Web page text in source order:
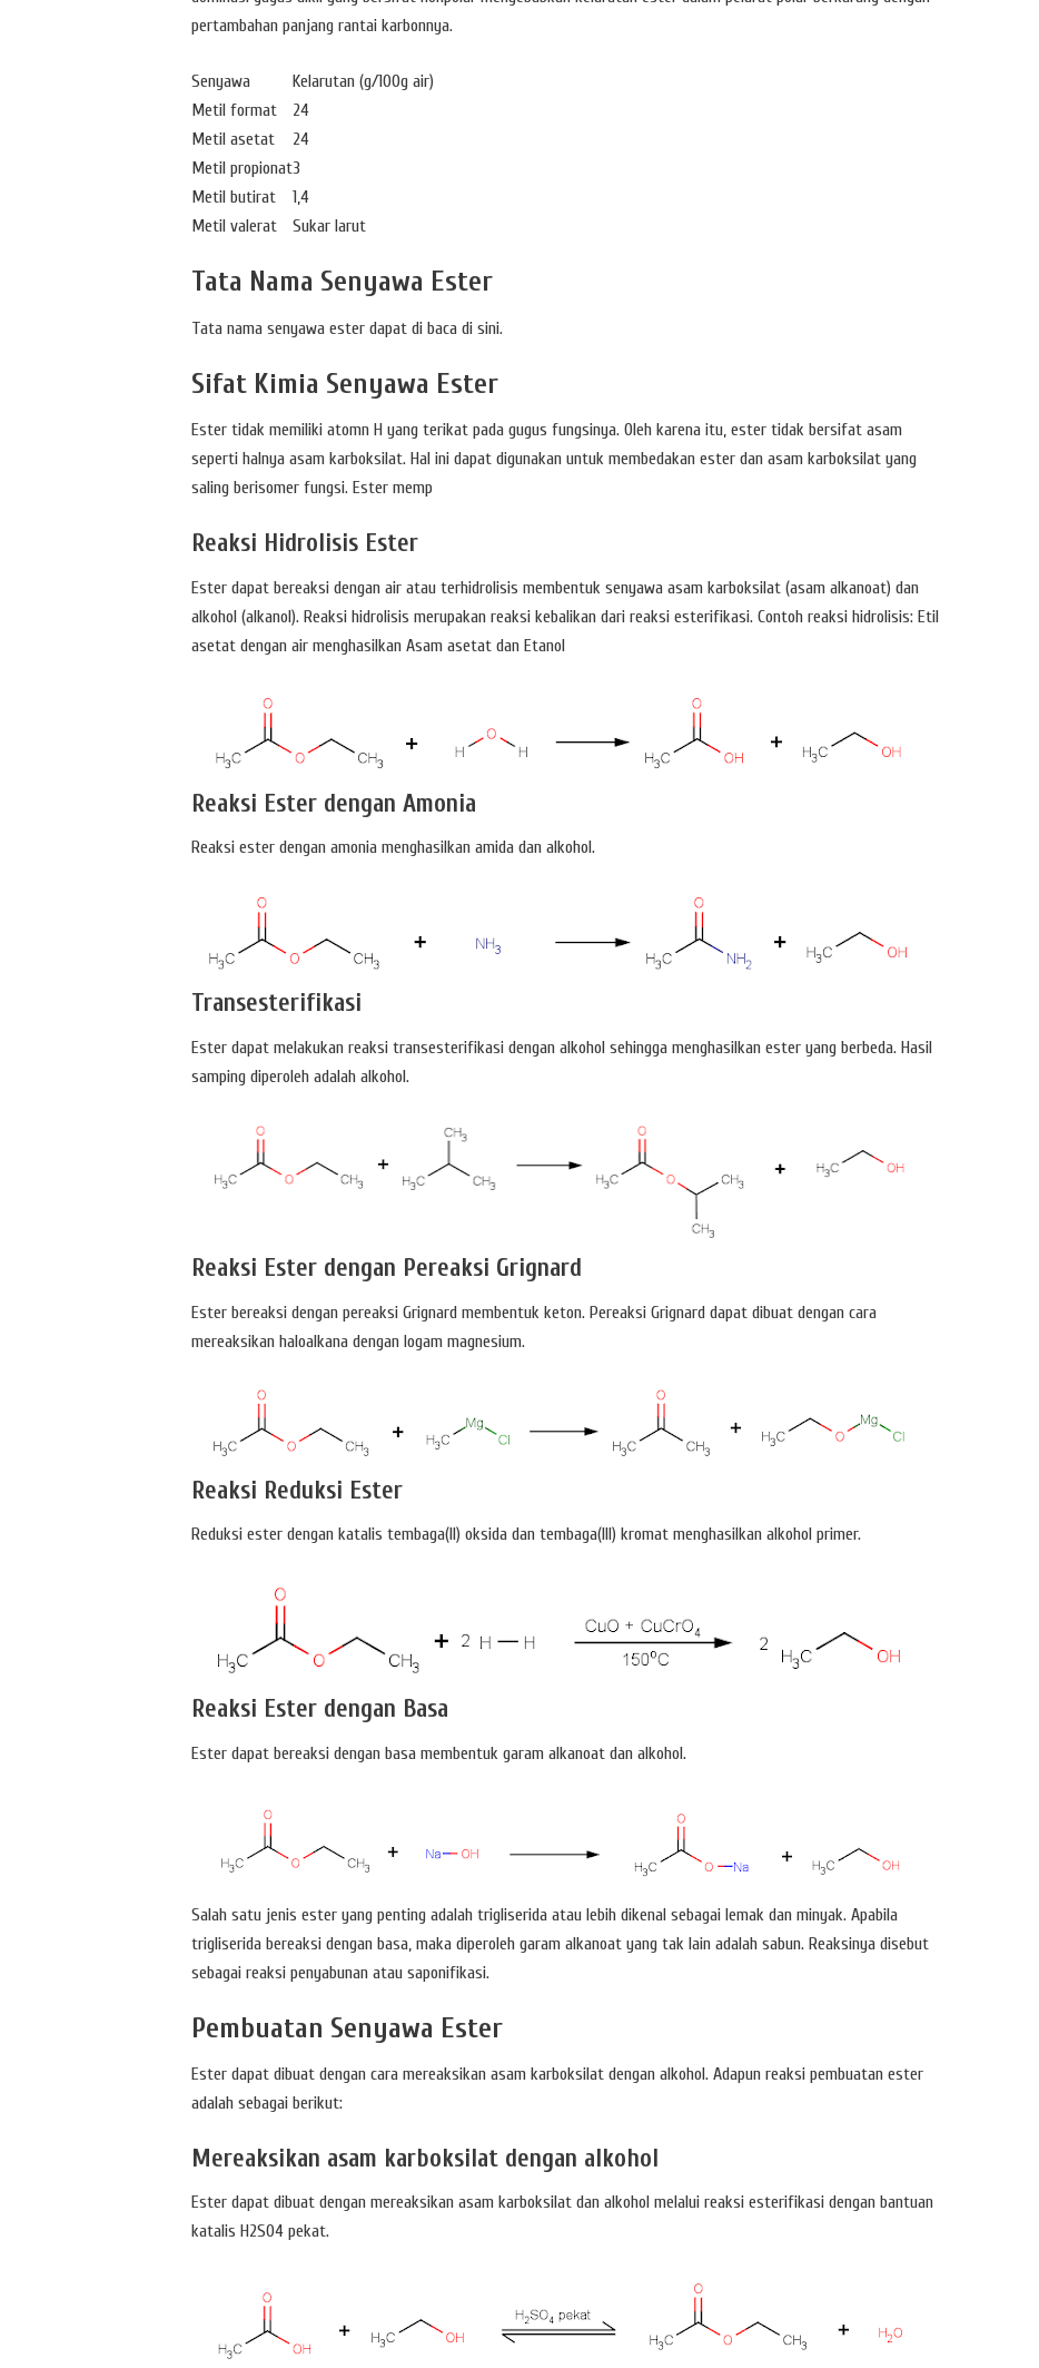
pertambahan panjang rantai karbonnya.
Senyawa
Kelarutan (g/100g air)
Metil format
Metil asetat
Metil propionat
Metil butirat
Metil valerat
24
24
3
1,4
Sukar larut
Tata Nama Senyawa Ester
Tata nama senyawa ester dapat di baca di sini.
Sifat Kimia Senyawa Ester
Ester tidak memiliki atomn H yang terikat pada gugus fungsinya. Oleh karena itu, ester tidak bersifat asam
seperti halnya asam karboksilat. Hal ini dapat digunakan untuk membedakan ester dan asam karboksilat yang
saling berisomer fungsi. Ester memp
Reaksi Hidrolisis Ester
Ester dapat bereaksi dengan air atau terhidrolisis membentuk senyawa asam karboksilat (asam alkanoat) dan
alkohol (alkanol). Reaksi hidrolisis merupakan reaksi kebalikan dari reaksi esterifikasi. Contoh reaksi hidrolisis: Etil
asetat dengan air menghasilkan Asam asetat dan Etanol
Reaksi Ester dengan Amonia
Reaksi ester dengan amonia menghasilkan amida dan alkohol.
Transesterifikasi
Ester dapat melakukan reaksi transesterifikasi dengan alkohol sehingga menghasilkan ester yang berbeda. Hasil
samping diperoleh adalah alkohol.
Reaksi Ester dengan Pereaksi Grignard
Ester bereaksi dengan pereaksi Grignard membentuk keton. Pereaksi Grignard dapat dibuat dengan cara
mereaksikan haloalkana dengan logam magnesium.
Reaksi Reduksi Ester
Reduksi ester dengan katalis tembaga(II) oksida dan tembaga(III) kromat menghasilkan alkohol primer.
Reaksi Ester dengan Basa
Ester dapat bereaksi dengan basa membentuk garam alkanoat dan alkohol.
Salah satu jenis ester yang penting adalah trigliserida atau lebih dikenal sebagai lemak dan minyak. Apabila
trigliserida bereaksi dengan basa, maka diperoleh garam alkanoat yang tak lain adalah sabun. Reaksinya disebut
sebagai reaksi penyabunan atau saponifikasi.
Pembuatan Senyawa Ester
Ester dapat dibuat dengan cara mereaksikan asam karboksilat dengan alkohol. Adapun reaksi pembuatan ester
adalah sebagai berikut:
Mereaksikan asam karboksilat dengan alkohol
Ester dapat dibuat dengan mereaksikan asam karboksilat dan alkohol melalui reaksi esterifikasi dengan bantuan
katalis H2SO4 pekat.